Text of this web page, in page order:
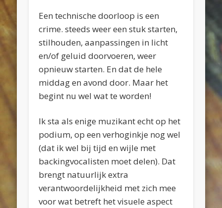
Een technische doorloop is een
crime. steeds weer een stuk starten,
stilhouden, aanpassingen in licht
en/of geluid doorvoeren, weer
opnieuw starten. En dat de hele
middag en avond door. Maar het
begint nu wel wat te worden!
Ik sta als enige muzikant echt op het
podium, op een verhoginkje nog wel
(dat ik wel bij tijd en wijle met
backingvocalisten moet delen). Dat
brengt natuurlijk extra
verantwoordelijkheid met zich mee
voor wat betreft het visuele aspect